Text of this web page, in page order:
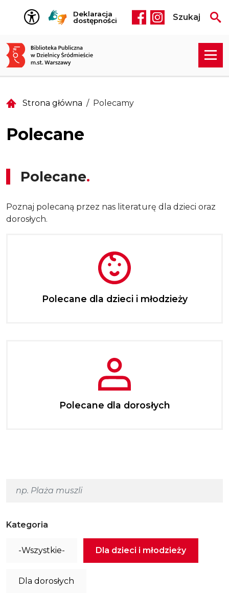
Przejdź do treści
Deklaracja
dostępności
Social media
Szukaj
Strona główna Polecamy
Polecane
Polecane
Poznaj polecaną przez nas literaturę dla dzieci oraz
dorosłych.
Polecane dla dzieci i młodzieży
Polecane dla dorosłych
Kategoria
-Wszystkie- Dla dzieci i młodzieży
Dla dorosłych